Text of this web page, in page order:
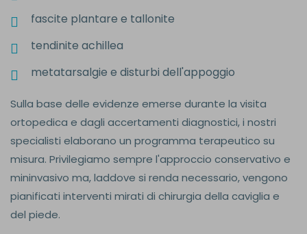
fascite plantare e tallonite
tendinite achillea
metatarsalgie e disturbi dell'appoggio
Sulla base delle evidenze emerse durante la visita
ortopedica e dagli accertamenti diagnostici, i nostri
specialisti elaborano un programma terapeutico su
misura. Privilegiamo sempre l'approccio conservativo e
mininvasivo ma, laddove si renda necessario, vengono
pianificati interventi mirati di chirurgia della caviglia e
del piede.